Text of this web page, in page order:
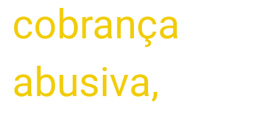
cobrança
abusiva,